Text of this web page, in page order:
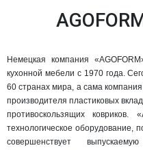
Немецкая компания
кухонной мебели с 1970 года.
60 странах мира, а сама
производителя пластиковых
противоскользящих ковриков.
технологическое оборудование,
совершенствует